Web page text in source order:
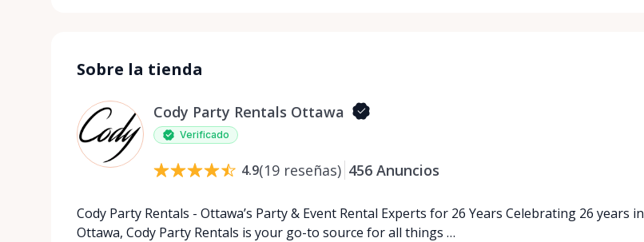
Sobre la tienda
Cody Party Rentals Ottawa
Verificado
4.9(19 reseñas) 456 Anuncios
Cody Party Rentals - Ottawa’s Party & Event Rental Experts for 26 Years Celebrating 26 years in
Ottawa, Cody Party Rentals is your go-to source for all things …